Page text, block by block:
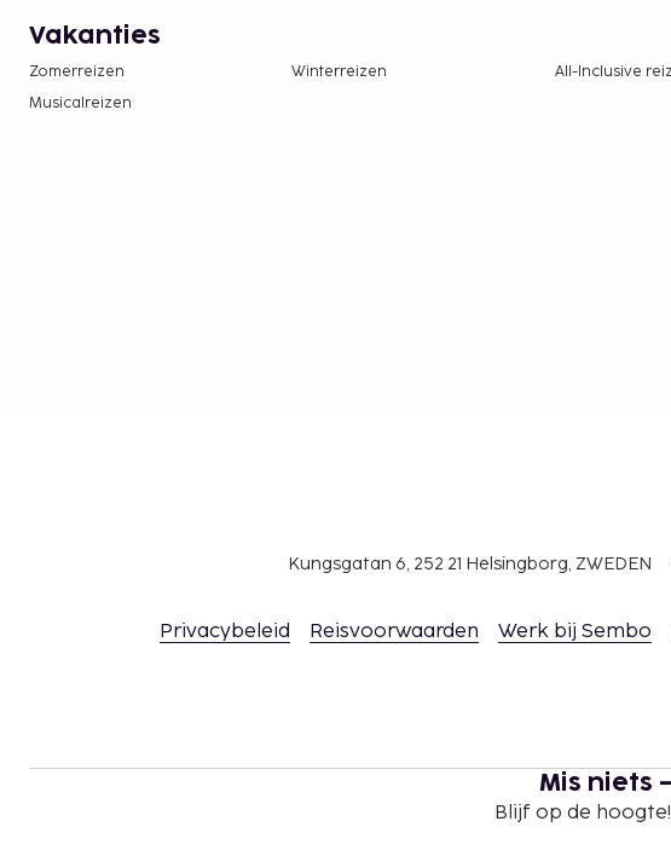
Vakanties
Zomerreizen Winterreizen All-Inclusive
Musicalreizen
Kungsgatan 6, 252 21 Helsingborg, ZWEDEN
Privacybeleid Reisvoorwaarden Werk bij Sembo
Mis niets
Blijf op de